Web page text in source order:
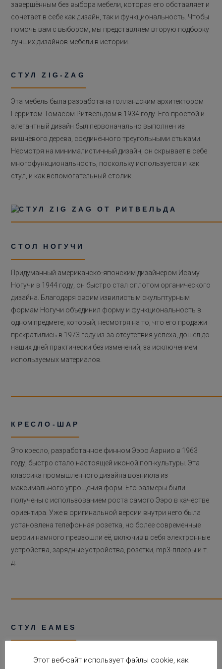
завершённым без выбора мебели, которая его обставляет и
сочетает в себе как дизайн, так и функциональность. Чтобы
помочь вам с выбором, мы представляем вторую подборку
лучших дизайнов мебели в истории.
СТУЛ ZIG-ZAG
Эта мебель была разработана голландским архитектором
Герритом Томасом Ритвельдом в 1934 году. Его простой и
элегантный дизайн был первоначально выполнен из
вишнёвого дерева, соединённого треугольными стыками.
Несмотря на минималистичный дизайн, он скрывает в себе
многофункциональность, поскольку используется и как
стул, и как вспомогательный столик.
СТОЛ НОГУЧИ
Придуманный американско-японским дизайнером Исаму
Ногучи в 1944 году, он быстро стал оплотом органического
дизайна. Благодаря своим извилистым скульптурным
формам Ногучи объединил форму и функциональность в
одном предмете, который, несмотря на то, что его продажи
прекратились в 1973 году из-за отсутствия успеха, дошёл до
наших дней практически без изменений, за исключением
используемых материалов.
КРЕСЛО-ШАР
Это кресло, разработанное финном Ээро Аарнио в 1963
году, быстро стало настоящей иконой поп-культуры. Эта
классика промышленного дизайна возникла из
максимального упрощения форм. Его размеры были
получены с использованием роста самого Ээро в качестве
ориентира. Уже в оригинальной версии внутри него была
установлена ​​телефонная розетка, но более современные
версии намного превзошли её, включив в себя электронные
устройства, зарядные устройства, розетки, mp3-плееры и т.
д.
СТУЛ EAMES
скандинавского дизайна. Созданный супругами Имз,
Этот веб-сайт использует файлы cookie, как